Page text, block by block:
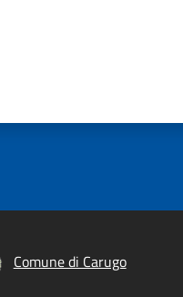
Comune di Carugo